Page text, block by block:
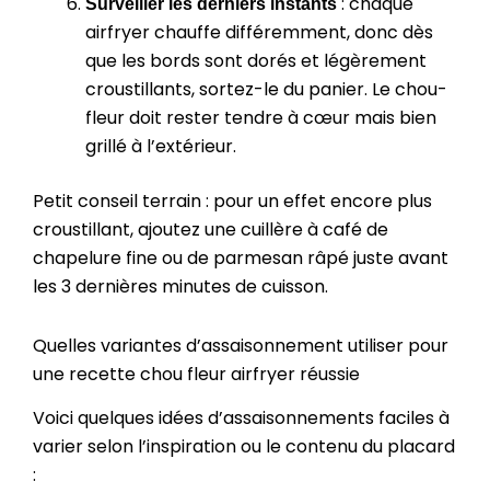
airfryer chauffe différemment, donc dès
que les bords sont dorés et légèrement
croustillants, sortez-le du panier. Le chou-
fleur doit rester tendre à cœur mais bien
grillé à l’extérieur.
Petit conseil terrain : pour un effet encore plus
croustillant, ajoutez une cuillère à café de
chapelure fine ou de parmesan râpé juste avant
les 3 dernières minutes de cuisson.
Quelles variantes d’assaisonnement utiliser pour
une recette chou fleur airfryer réussie
Voici quelques idées d’assaisonnements faciles à
varier selon l’inspiration ou le contenu du placard
: